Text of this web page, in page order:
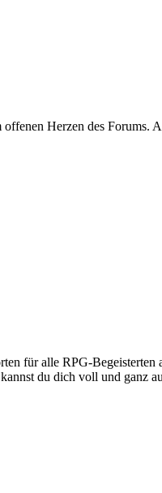
Herzen des
für alle RPG-
du dich voll und ganz